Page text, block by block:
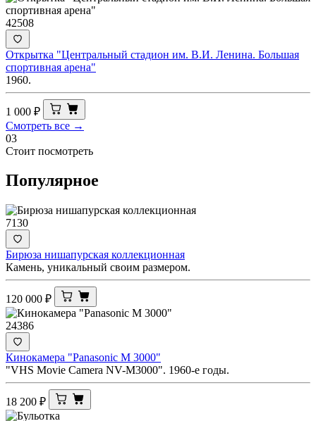
42508
Открытка "Центральный стадион им. В.И. Ленина. Большая
спортивная арена"
1960.
1 000 ₽
Смотреть все →
03
Стоит посмотреть
Популярное
7130
Бирюза нишапурская коллекционная
Камень, уникальный своим размером.
120 000 ₽
24386
Кинокамера "Panasonic M 3000"
"VHS Movie Camera NV-M3000". 1960-е годы.
18 200 ₽